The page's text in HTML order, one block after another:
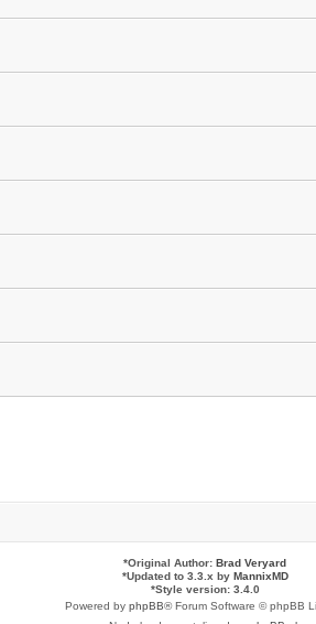
*Original Author: Brad Veryard
*Updated to 3.3.x by MannixMD
*Style version: 3.4.0
Powered by phpBB® Forum Software © phpBB